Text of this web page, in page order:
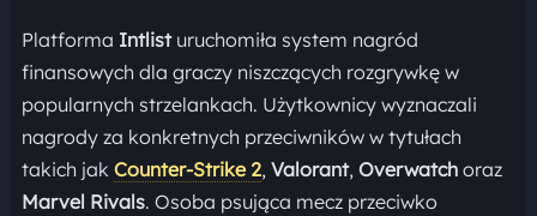
Platforma Intlisturuchomiła system nagród
finansowych dla graczy niszczących rozgrywkę w
popularnych strzelankach. Użytkownicy wyznaczali
nagrody za konkretnych przeciwników w tytułach
takich jak Counter-Strike 2, Valorant, Overwatchoraz
Marvel Rivals. Osoba psująca mecz przeciwko